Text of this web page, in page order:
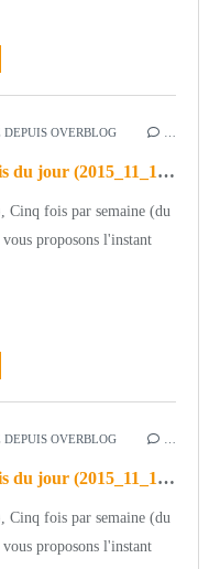
DEPUIS OVERBLOG
L'instant néerlandais du jour (2015_11_18): de minuut stilte
Cinq fois par semaine (du
proposons l'instant
DEPUIS OVERBLOG
L'instant néerlandais du jour (2015_11_17): de kaars
Cinq fois par semaine (du
proposons l'instant